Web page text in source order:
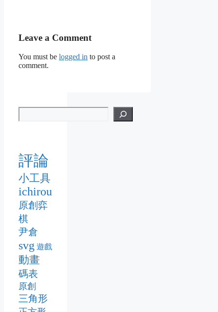
Leave a Comment
You must be logged in to post a
comment.
評論
小工具
ichirou
原創弈
棋
尹倉
svg 遊戲
動畫
碼表
原創
三角形